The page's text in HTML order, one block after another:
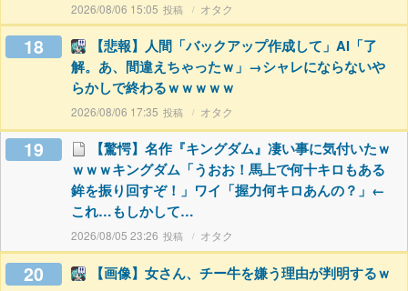
2026/08/06 15:05 オタク
18
【悲報】人間「バックアップ作成して」AI「了
解。あ、間違えちゃったｗ」→シャレにならないや
らかしで終わるｗｗｗｗｗ
2026/08/06 17:35 オタク
19
【驚愕】名作『キングダム』凄い事に気付いたｗ
ｗｗｗキングダム「うおお！馬上で何十キロもある
鉾を振り回すぞ！」ワイ「握力何キロあんの？」←
これ…もしかして…
2026/08/05 23:26 オタク
20
【画像】女さん、チー牛を嫌う理由が判明するｗ